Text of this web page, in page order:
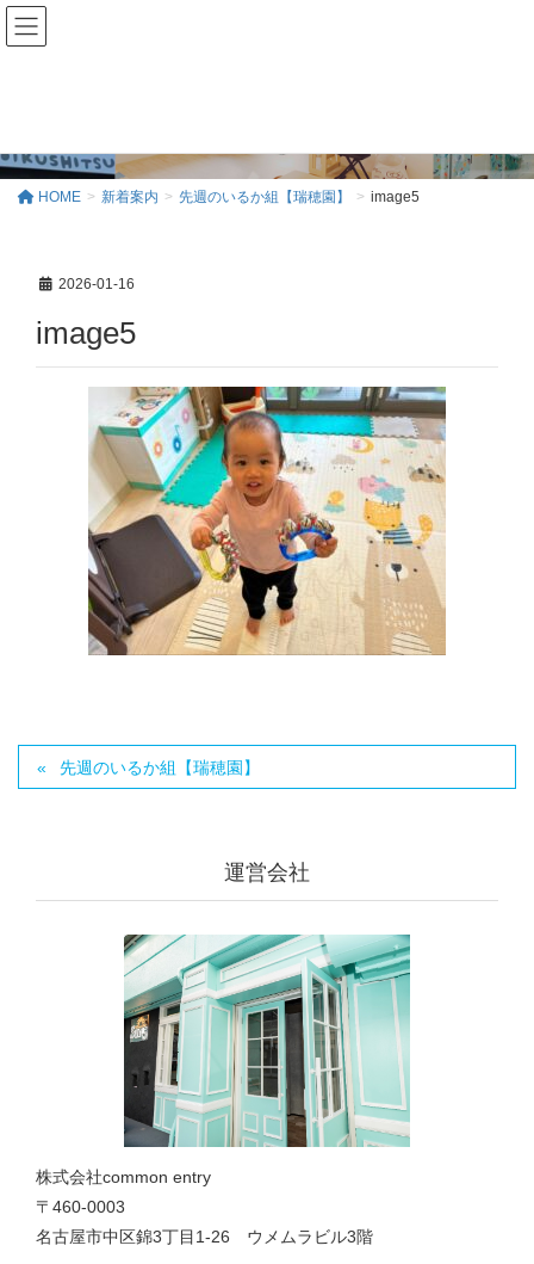
HOME 新着案内 先週のいるか組【瑞穂園】 image5
2026-01-16
image5
先週のいるか組【瑞穂園】
運営会社
株式会社common entry
〒460-0003
名古屋市中区錦3丁目1‐26 ウメムラビル3階